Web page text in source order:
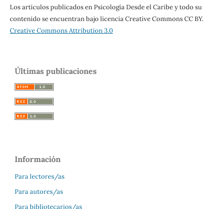
Los artículos publicados en Psicología Desde el Caribe y todo su
contenido se encuentran bajo licencia Creative Commons CC BY.
Creative Commons Attribution 3.0
Últimas publicaciones
Información
Para lectores/as
Para autores/as
Para bibliotecarios/as